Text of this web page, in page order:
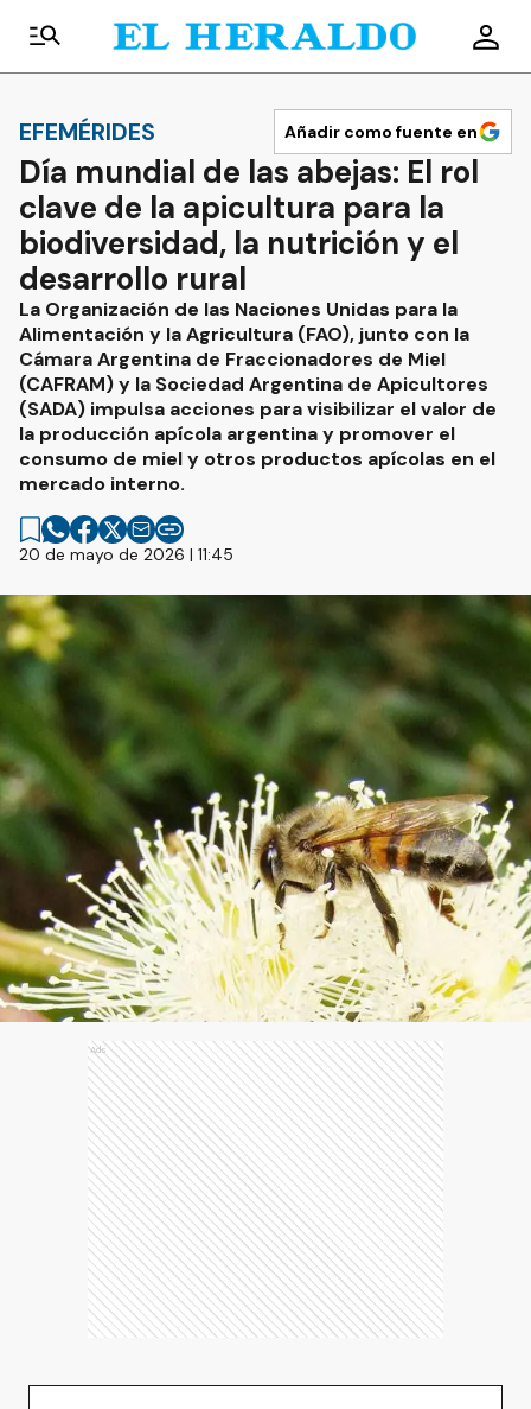
EFEMÉRIDES Añadir como fuente en
Día mundial de las abejas: El rol
clave de la apicultura para la
biodiversidad, la nutrición y el
desarrollo rural
La Organización de las Naciones Unidas para la
Alimentación y la Agricultura (FAO), junto con la
Cámara Argentina de Fraccionadores de Miel
(CAFRAM) y la Sociedad Argentina de Apicultores
(SADA) impulsa acciones para visibilizar el valor de
la producción apícola argentina y promover el
consumo de miel y otros productos apícolas en el
mercado interno.
20 de mayo de 2026 | 11:45
Ads